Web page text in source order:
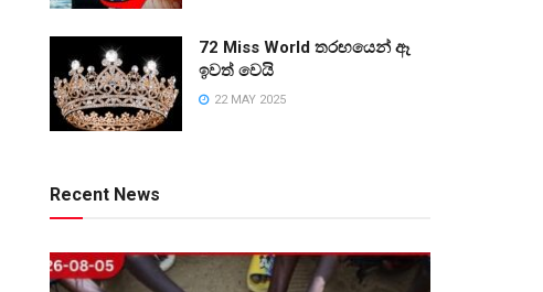
72 Miss World තරඟයෙන් ඈ
ඉවත් වෙයි
22 MAY 2025
Recent News